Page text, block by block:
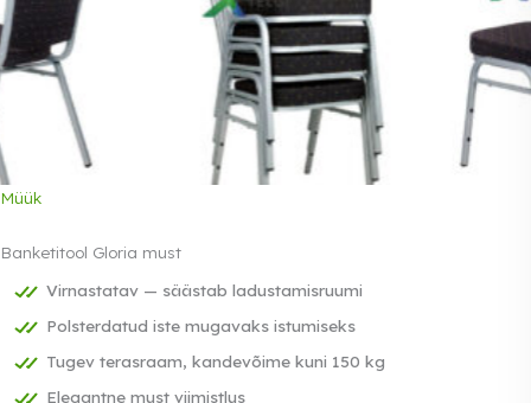
Müük
Banketitool Gloria must
Virnastatav — säästab ladustamisruumi
Polsterdatud iste mugavaks istumiseks
Tugev terasraam, kandevõime kuni 150 kg
Elegantne must viimistlus